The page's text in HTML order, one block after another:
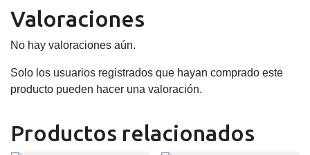
Valoraciones
No hay valoraciones aún.
Solo los usuarios registrados que hayan comprado este
producto pueden hacer una valoración.
Productos relacionados